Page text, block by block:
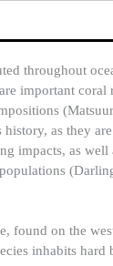
throughout
important coral
as they
impacts, as well
found on the
inhabits hard